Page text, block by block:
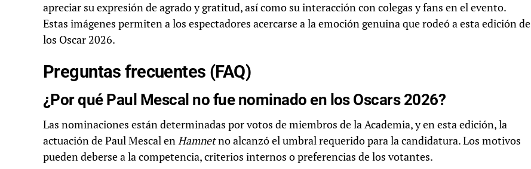
apreciar su expresión de agrado y gratitud, así como su interacción con colegas y fans en el evento.
Estas imágenes permiten a los espectadores acercarse a la emoción genuina que rodeó a esta edición de
los Oscar 2026.
Preguntas frecuentes (FAQ)
¿Por qué Paul Mescal no fue nominado en los Oscars 2026?
Las nominaciones están determinadas por votos de miembros de la Academia, y en esta edición, la
actuación de Paul Mescal enHamnetno alcanzó el umbral requerido para la candidatura. Los motivos
pueden deberse a la competencia, criterios internos o preferencias de los votantes.